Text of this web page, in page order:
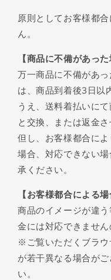
原則としてお客様都
ん。
【商品に不備があった
万一商品に不備があ
は、商品到着後3日以
うえ、送料着払いに
と交換、または返金さ
但し、お客様都合に
場合、対応できない
承ください。
【お客様都合による場
商品のイメージが違
金には対応できません
※ご覧いただくブラ
が若干異なる場合が
い。